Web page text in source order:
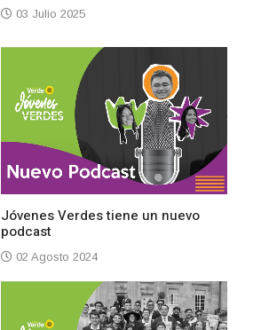
03 Julio 2025
Jóvenes Verdes tiene un nuevo
podcast
02 Agosto 2024